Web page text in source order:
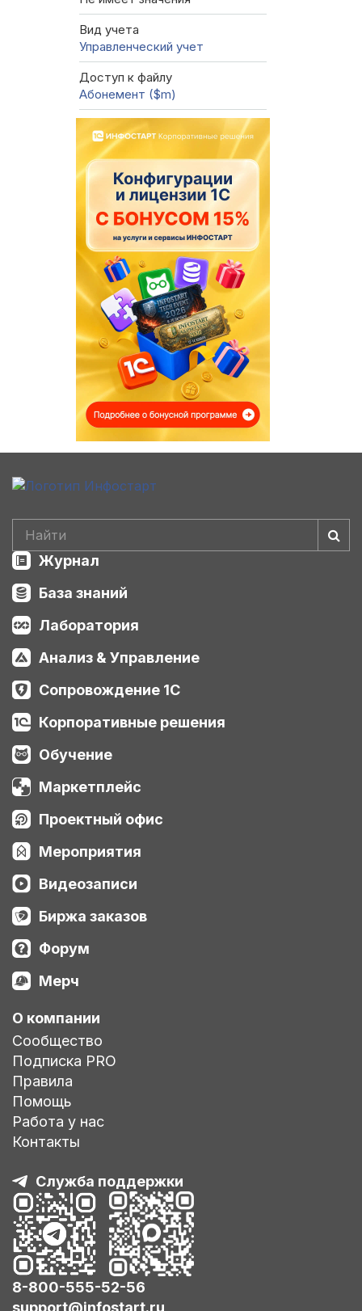
Вид учета
Управленческий учет
Доступ к файлу
Абонемент ($m)
Журнал
База знаний
Лаборатория
Анализ & Управление
Сопровождение 1С
Корпоративные решения
Обучение
Маркетплейс
Проектный офис
Мероприятия
Видеозаписи
Биржа заказов
Форум
Мерч
О компании
Сообщество
Подписка PRO
Правила
Помощь
Работа у нас
Контакты
Служба поддержки
8-800-555-52-56
support@infostart.ru